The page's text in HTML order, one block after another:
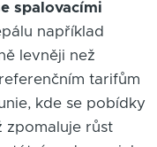
spalovacími
například
levněji než
tarifům
kde se pobídky
zpomaluje růst